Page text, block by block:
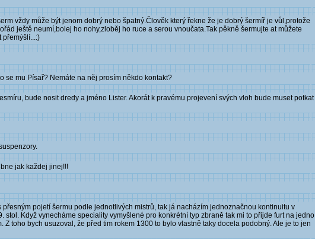
vždy může být jenom dobrý nebo špatný.Člověk který řekne že je dobrý šermíř je vůl,protože
ještě neumí,bolej ho nohy,zloběj ho ruce a serou vnoučata.Tak pěkně šermujte at můžete
přemýšlí...:)
se mu Písař? Nemáte na něj prosím někdo kontakt?
bude nosit dredy a jméno Lister. Akorát k pravému projevení svých vloh bude muset potkat
jak každej jinej!!!
pojetí šermu podle jednotlivých mistrů, tak já nacházím jednoznačnou kontinuitu v
Když vynecháme speciality vymyšlené pro konkrétní typ zbraně tak mi to přijde furt na jedno
toho bych usuzoval, že před tim rokem 1300 to bylo vlastně taky docela podobný. Ale je to jen